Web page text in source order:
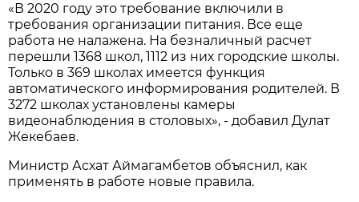
«В 2020 году это требование включили в
требования организации питания. Все еще
работа не налажена. На безналичный расчет
перешли 1368 школ, 1112 из них городские школы.
Только в 369 школах имеется функция
автоматического информирования родителей. В
3272 школах установлены камеры
видеонаблюдения в столовых», - добавил Дулат
Жекебаев.
Министр Асхат Аймагамбетов объяснил, как
применять в работе новые правила.